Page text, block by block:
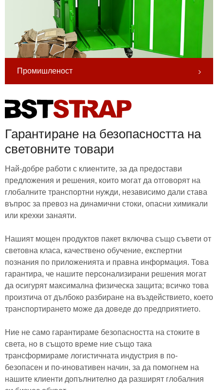
Промишленост
Гарантиране на безопасността на
световните товари
Най-добре работи с клиентите, за да предостави
предложения и решения, които могат да отговорят на
глобалните транспортни нужди, независимо дали става
въпрос за превоз на динамични стоки, опасни химикали
или крехки занаяти.
Нашият мощен продуктов пакет включва също съвети от
световна класа, качествено обучение, експертни
познания по приложенията и правна информация. Това
гарантира, че нашите персонализирани решения могат
да осигурят максимална физическа защита; всичко това
произтича от дълбоко разбиране на въздействието, което
транспортирането може да доведе до предприятието.
Ние не само гарантираме безопасността на стоките в
света, но в същото време ние също така
трансформираме логистичната индустрия в по-
безопасен и по-иновативен начин, за да помогнем на
нашите клиенти допълнително да разширят глобалния